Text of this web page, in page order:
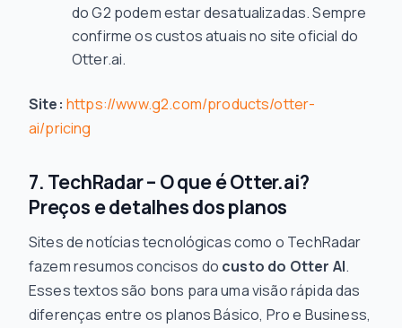
do G2 podem estar desatualizadas. Sempre
confirme os custos atuais no site oficial do
Otter.ai.
Site: https://www.g2.com/products/otter-
ai/pricing
7. TechRadar – O que é Otter.ai?
Preços e detalhes dos planos
Sites de notícias tecnológicas como o TechRadar
fazem resumos concisos do custo do Otter AI.
Esses textos são bons para uma visão rápida das
diferenças entre os planos Básico, Pro e Business,